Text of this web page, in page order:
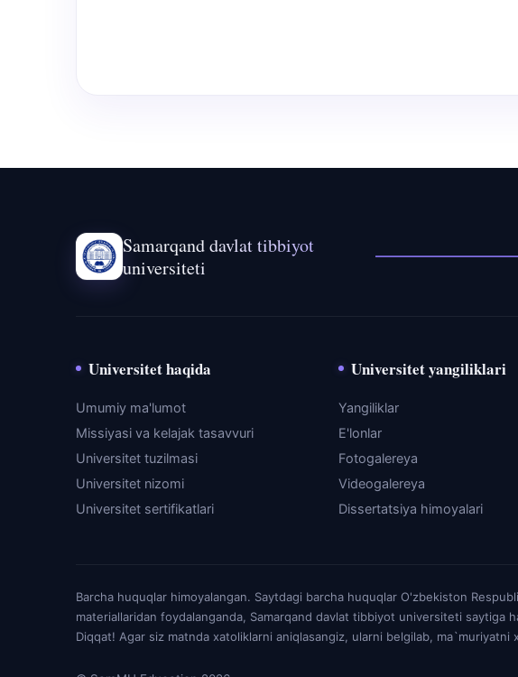
Samarqand davlat tibbiyot
universiteti
Universitet haqida
Umumiy ma'lumot
Missiyasi va kelajak tasavvuri
Universitet tuzilmasi
Universitet nizomi
Universitet sertifikatlari
Universitet yangiliklari
Yangiliklar
E'lonlar
Fotogalereya
Videogalereya
Dissertatsiya himoyalari
Barcha huquqlar himoyalangan. Saytdagi barcha huquqlar O'zbekiston
materiallaridan foydalanganda, Samarqand davlat tibbiyot universiteti saytiga
Diqqat! Agar siz matnda xatoliklarni aniqlasangiz, ularni belgilab,